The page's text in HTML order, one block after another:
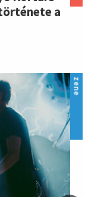
a
zene